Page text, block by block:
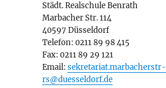
Städt. Realschule Benrath
Marbacher Str. 114
40597 Düsseldorf
Telefon: 0211 89 98 415
Fax: 0211 89 29 121
Email: sekretariat.marbacherstr-
rs@duesseldorf.de